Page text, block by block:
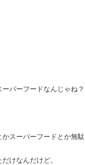
パーフードなんじゃね？
スーパーフードとか無
けなんだけど。